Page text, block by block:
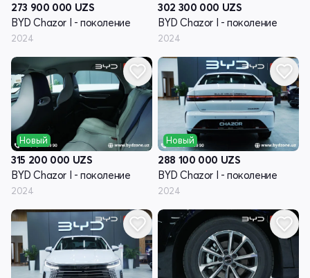
273 900 000 UZS
BYD Chazor I - поколение
2024
302 300 000 UZS
BYD Chazor I - поколение
2024
Новый
315 200 000 UZS
BYD Chazor I - поколение
2024
Новый
288 100 000 UZS
BYD Chazor I - поколение
2024